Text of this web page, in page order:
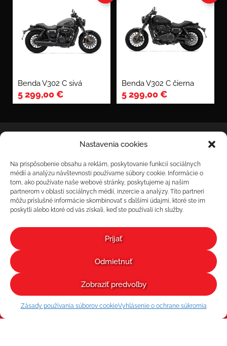
Nastavenia cookies
Na prispôsobenie obsahu a reklám, poskytovanie funkcií sociálnych
médií a analýzu návštevnosti používame súbory cookie. Informácie o
tom, ako používate naše webové stránky, poskytujeme aj našim
partnerom v oblasti sociálnych médií, inzercie a analýzy. Títo partneri
môžu príslušné informácie skombinovať s ďalšími údajmi, ktoré ste im
poskytli alebo ktoré od vás získali, keď ste používali ich služby.
Prijať
Odmietnuť
Zobraziť predvoľby
Zásady používania súborov cookieVyhlásenie o ochrane súkromia
Benda V302 C sivá
5 299,00€
Benda V302 C čierna
5 299,00€
Prihlásenie zákazníka
Obchodné a reklamačné podmienky
Formulár na odstúpenie od zmluvy
Nastavenia cookies
František Hozza – PROMOTO
Poprad 05801
promoto@promoto.sk
+421 903 960 440
+421 918 617 086
Ostatné kontaktné informácie